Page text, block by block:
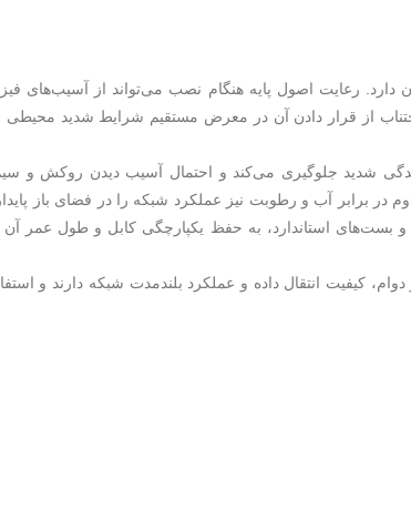
رعایت اصول پایه هنگام نصب می‌تواند از آسیب‌های
از قرار دادن آن در معرض مستقیم شرایط شدید محیطی
شدید جلوگیری می‌کند و احتمال آسیب دیدن روکش و
در برابر آب و رطوبت نیز عملکرد شبکه را در فضای باز
بست‌های استاندارد، به حفظ یکپارچگی کابل و طول عمر
کیفیت انتقال داده و عملکرد بلندمدت شبکه دارند و